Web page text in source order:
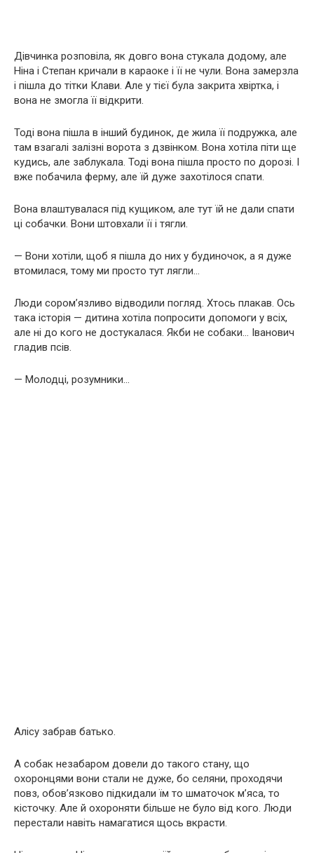
Дівчинка розповіла, як довго вона стукала додому, але
Ніна і Степан кричали в караоке і її не чули. Вона замерзла
і пішла до тітки Клави. Але у тієї була закрита хвіртка, і
вона не змогла її відкрити.
Тоді вона пішла в інший будинок, де жила її подружка, але
там взагалі залізні ворота з дзвінком. Вона хотіла піти ще
кудись, але заблукала. Тоді вона пішла просто по дорозі. І
вже побачила ферму, але їй дуже захотілося спати.
Вона влаштувалася під кущиком, але тут їй не дали спати
ці собачки. Вони штовхали її і тягли.
— Вони хотіли, щоб я пішла до них у будиночок, а я дуже
втомилася, тому ми просто тут лягли…
Люди сором’язливо відводили погляд. Хтось плакав. Ось
така історія — дитина хотіла попросити допомоги у всіх,
але ні до кого не достукалася. Якби не собаки… Іванович
гладив псів.
— Молодці, розумники…
Алісу забрав батько.
А собак незабаром довели до такого стану, що
охоронцями вони стали не дуже, бо селяни, проходячи
повз, обов’язково підкидали їм то шматочок м’яса, то
кісточку. Але й охороняти більше не було від кого. Люди
перестали навіть намагатися щось вкрасти.